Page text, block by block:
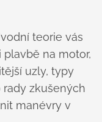
teorie vás
na motor,
uzly, typy
rady zkušených
manévry v